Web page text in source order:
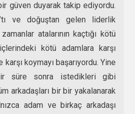
güven duyarak takip ediyordu.
ve doğuştan gelen liderlik
atalarının kaçtığı kötü
kötü adamlara karşı
koymayı başarıyordu. Yine
süre sonra istedikleri gibi
arkadaşları bir bir yakalanarak
adam ve birkaç arkadaşı